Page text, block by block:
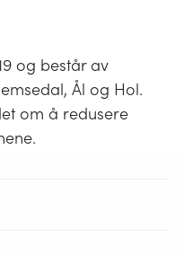
og består av
Ål og Hol.
om å redusere